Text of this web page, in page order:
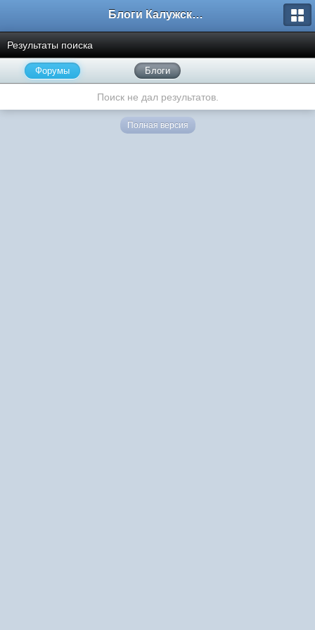
Блоги Калужского перекрестка
Результаты поиска
Форумы Блоги
Поиск не дал результатов.
Полная версия